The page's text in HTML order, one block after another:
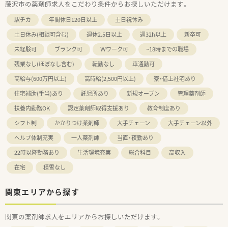
藤沢市の薬剤師求人をこだわり条件からお探しいただけます。
駅チカ 年間休日120日以上
土日祝休み
土日休み(相談可含む)
週休2.5日以上 週32h以上
新卒可
未経験可
ブランク可 Ｗワーク可
~18時までの職場
残業なし(ほぼなし含む)
転勤なし
車通勤可
高給与(600万円以上)
高時給(2,500円以上)
寮・借上社宅あり
住宅補助(手当)あり
託児所あり 新規オープン
管理薬剤師
扶養内勤務OK
認定薬剤師取得支援あり
教育制度あり
シフト制
かかりつけ薬剤師 大手チェーン
大手チェーン以外
ヘルプ体制充実
一人薬剤師
当直・夜勤あり
22時以降勤務あり
生活環境充実 総合科目
高収入
在宅
積雪なし
関東エリアから探す
関東の薬剤師求人をエリアからお探しいただけます。